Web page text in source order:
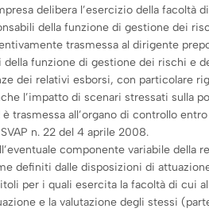
delibera l’esercizio della
della funzione di gestione dei
trasmessa al dirigente
della funzione di gestione dei rischi e
dei relativi esborsi, con particolare
l’impatto di scenari stressati sulla
trasmessa all’organo di controllo
n. 22 del 4 aprile 2008.
componente variabile della
definiti dalle disposizioni di
per i quali esercita la facoltà di cui
e la valutazione degli stessi